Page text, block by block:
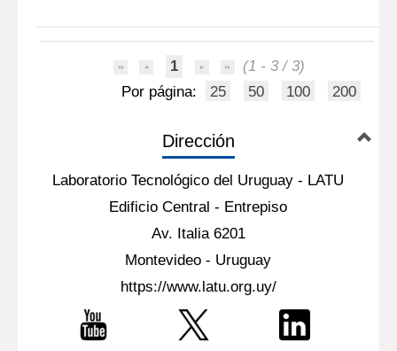
1
(1 - 3 / 3)
Por página:
25 50 100 200
Dirección
Laboratorio Tecnológico del Uruguay - LATU
Edificio Central - Entrepiso
Av. Italia 6201
Montevideo - Uruguay
https://www.latu.org.uy/